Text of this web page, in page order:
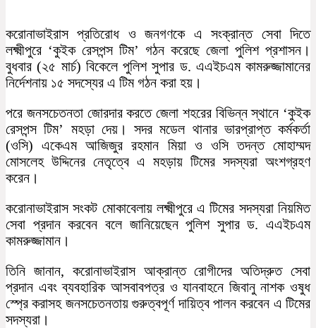
করোনাভাইরাস প্রতিরোধ ও জনগণকে এ সংক্রান্ত সেবা দিতে
লক্ষ্মীপুরে ‘কুইক রেসপন্স টিম’ গঠন করেছে জেলা পুলিশ প্রশাসন।
বুধবার (২৫ মার্চ) বিকেলে পুলিশ সুপার ড. এএইচএম কামরুজ্জামানের
নির্দেশনায় ১৫ সদস্যের এ টিম গঠন করা হয়।
পরে জনসচেতনতা জোরদার করতে জেলা শহরের বিভিন্ন স্থানে ‘কুইক
রেসপন্স টিম’ মহড়া দেয়। সদর মডেল থানার ভারপ্রাপ্ত কর্মকর্তা
(ওসি) একেএম আজিজুর রহমান মিয়া ও ওসি তদন্ত মোহাম্মদ
মোসলেহ উদ্দিনের নেতৃত্বে এ মহড়ায় টিমের সদস্যরা অংশগ্রহণ
করেন।
করোনাভাইরাস সংকট মোকাবেলায় লক্ষ্মীপুরে এ টিমের সদস্যরা নিয়মিত
সেবা প্রদান করবেন বলে জানিয়েছেন পুলিশ সুপার ড. এএইচএম
কামরুজ্জামান।
তিনি জানান, করোনাভাইরাস আক্রান্ত রোগীদের অতিদ্রুত সেবা
প্রদান এবং ব্যবহারিক আসবাবপত্র ও যানবাহনে জিবানু নাশক ওষুধ
স্প্রে করাসহ জনসচেতনতায় গুরুত্বপূর্ণ দায়িত্ব পালন করবেন এ টিমের
সদস্যরা।